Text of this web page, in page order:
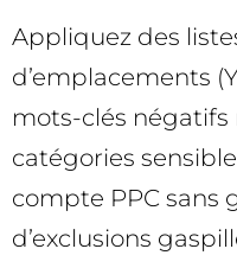
Appliquez des
d’emplacements
mots-clés négatifs
catégories
compte PPC sans
d’exclusions